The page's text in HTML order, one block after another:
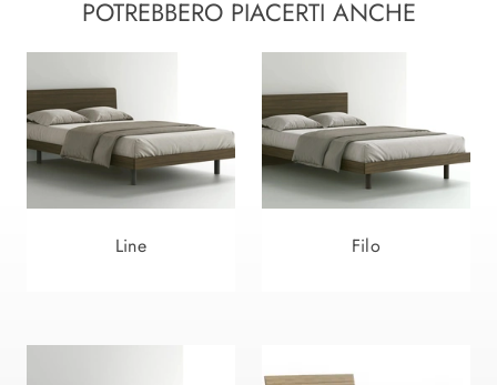
POTREBBERO PIACERTI ANCHE
Line Filo